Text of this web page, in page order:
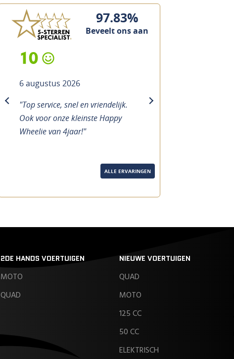
97.83%
Beveelt ons aan
10
6 augustus 2026
"Top service, snel en vriendelijk.
Ook voor onze kleinste Happy
Wheelie van 4jaar!"
previous next
ALLE ERVARINGEN
2DE HANDS VOERTUIGEN
MOTO
QUAD
NIEUWE VOERTUIGEN
QUAD
MOTO
125 CC
50 CC
ELEKTRISCH